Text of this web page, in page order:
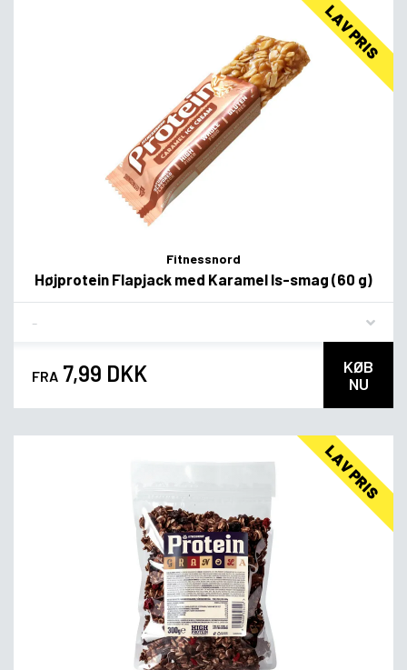
LAV PRIS
Fitnessnord
Højprotein Flapjack med Karamel Is-smag (60 g)
FRA 7,99 DKK
KØB
NU
LAV PRIS